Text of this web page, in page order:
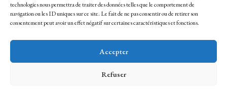
technologies nous permettra de traiter des données telles que le comportement de
navigation ou les ID uniques sur ce site. Le fait de ne pas consentir ou de retirer son
consentement peut avoir un effet négatif sur certaines caractéristiques et fonctions.
Accepter
Refuser
Tous droits réservés – Mentions légales//
Conditions Générales de Ventes
de confidentialité